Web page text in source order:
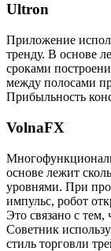
Ultron
Приложение
тренду. В основе
сроками
между полосами
Прибыльность
VolnaFX
основе лежит
уровнями. При
импульс, робот
Это связано с тем,
Советник
стиль торговли